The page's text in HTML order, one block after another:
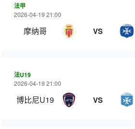
法甲
2026-04-19 21:00
摩纳哥 VS
法U19
2026-04-19 21:00
博比尼U19 VS